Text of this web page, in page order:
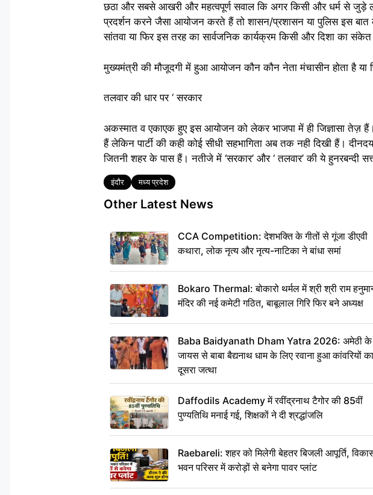
छठा और सबसे आखरी और महत्वपूर्ण सवाल कि अगर किसी और धर्म से जुड़े
प्रदर्शन करने जैसा आयोजन करते हैं तो शासन/प्रशासन या पुलिस इस बात
सांतवा या फिर इस तरह का सार्वजनिक कार्यक्रम किसी और दिशा का संकेत
मुख्यमंत्री की मौजूदगी में हुआ आयोजन कौन कौन नेता मंचासीन होता है या
तलवार की धार पर ‘ सरकार
अकस्मात व एकाएक हुए इस आयोजन को लेकर भाजपा में ही जिज्ञासा तेज़
हैं लेकिन पार्टी की कही कोई सीधी सहभागिता अब तक नही दिखी हैं।
जितनी शहर के पास हैं। नतीजे में ‘सरकार’ और ‘ तलवार’ की ये हुनरबन्दी
Tags
इंदौर मध्य प्रदेश
Other Latest News
CCA Competition: देशभक्ति के गीतों से गूंजा डीएवी
कथारा, लोक नृत्य और नृत्य-नाटिका ने बांधा समां
Bokaro Thermal: बोकारो थर्मल में श्री श्री राम
मंदिर की नई कमेटी गठित, बाबूलाल गिरि फिर बने अध्यक्ष
Baba Baidyanath Dham Yatra 2026: अमेठी के
जायस से बाबा बैद्यनाथ धाम के लिए रवाना हुआ कांवरियों का
दूसरा जत्था
Daffodils Academy में रवींद्रनाथ टैगोर की 85वीं
पुण्यतिथि मनाई गई, शिक्षकों ने दी श्रद्धांजलि
Raebareli: शहर को मिलेगी बेहतर बिजली आपूर्ति,
भवन परिसर में करोड़ों से बनेगा पावर प्लांट